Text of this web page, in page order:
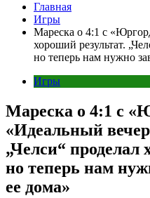
Главная
Игры
Мареска о 4:1 с
хороший результат.
но теперь нам нужно
Игры
Мареска о 4:1 с
«Идеальный
„Челси“ проделал
но теперь нам
ее дома»